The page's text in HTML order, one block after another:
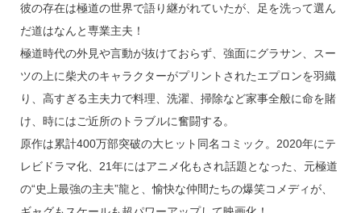
彼の存在は極道の世界で語り継がれていたが、足を洗って選ん
だ道はなんと専業主夫！
極道時代の外見や言動が抜けておらず、強面にグラサン、スー
ツの上に柴犬のキャラクターがプリントされたエプロンを羽織
り、高すぎる主夫力で料理、洗濯、掃除など家事全般に命を賭
け、時にはご近所のトラブルに奮闘する。
原作は累計400万部突破の大ヒット同名コミック。2020年にテ
レビドラマ化、21年にはアニメ化もされ話題となった、元極道
の“史上最強の主夫”龍と、愉快な仲間たちの爆笑コメディが、